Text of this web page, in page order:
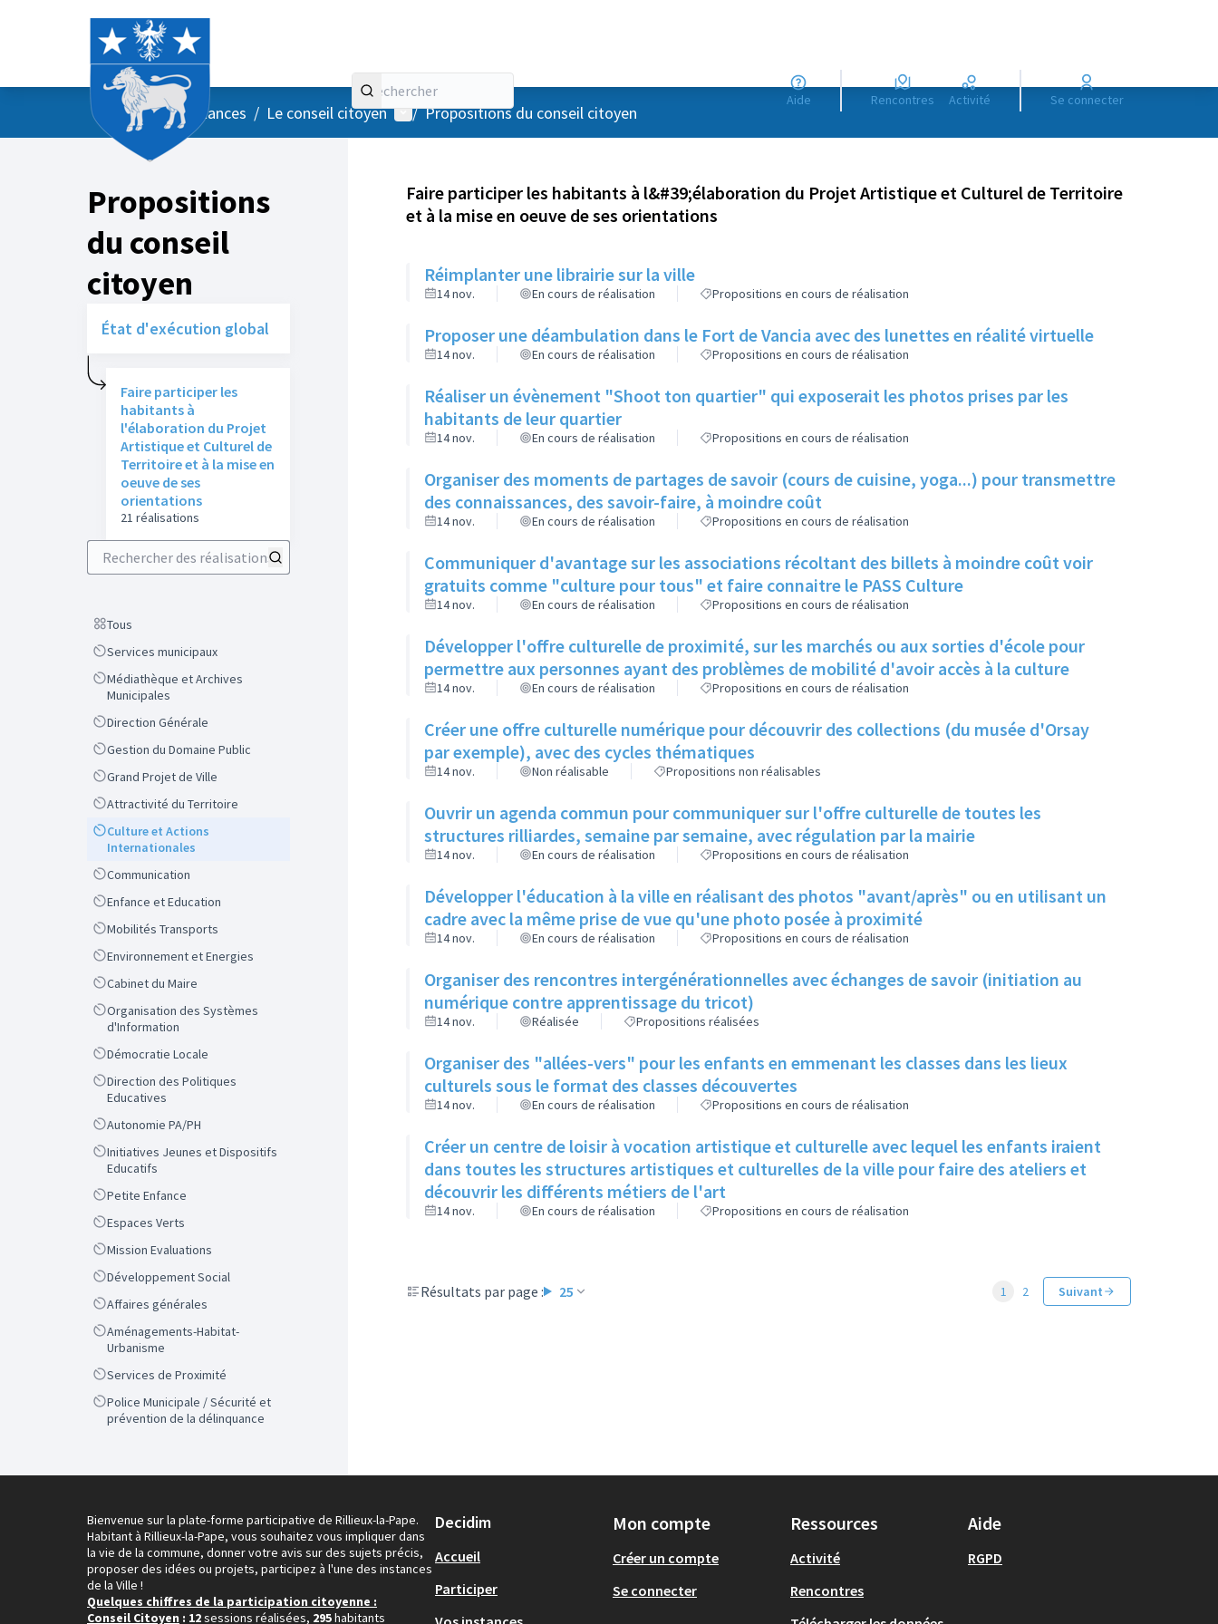
Aide Rencontres Activité Se connecter
AccueilMenu principal
/ Vos instances / Le conseil citoyen Menu utilisateur
/ Propositions du conseil citoyen
Propositions
du conseil
citoyen
État d'exécution global
Faire participer les
habitants à
l'élaboration du Projet
Artistique et Culturel de
Territoire et à la mise en
oeuve de ses
orientations
21 réalisations
Rechercher des réalisations
Scope
Tous
ScopeServices municipaux
Scope
Médiathèque et Archives
Municipales
ScopeDirection Générale
ScopeGestion du Domaine Public
ScopeGrand Projet de Ville
ScopeAttractivité du Territoire
Scope
Culture et Actions
Internationales
ScopeCommunication
ScopeEnfance et Education
ScopeMobilités Transports
ScopeEnvironnement et Energies
ScopeCabinet du Maire
Scope
Organisation des Systèmes
d'Information
ScopeDémocratie Locale
Scope
Direction des Politiques
Educatives
ScopeAutonomie PA/PH
Scope
Initiatives Jeunes et Dispositifs
Educatifs
ScopePetite Enfance
ScopeEspaces Verts
ScopeMission Evaluations
ScopeDéveloppement Social
ScopeAffaires générales
Scope
Aménagements-Habitat-
Urbanisme
ScopeServices de Proximité
Scope
Police Municipale / Sécurité et
prévention de la délinquance
Faire participer les habitants à l&#39;élaboration du Projet Artistique et Culturel de Territoire
et à la mise en oeuve de ses orientations
Réimplanter une librairie sur la ville
14 nov. En cours de réalisation Propositions en cours de réalisation
Proposer une déambulation dans le Fort de Vancia avec des lunettes en réalité virtuelle
14 nov. En cours de réalisation Propositions en cours de réalisation
Réaliser un évènement "Shoot ton quartier" qui exposerait les photos prises par les
habitants de leur quartier
14 nov. En cours de réalisation Propositions en cours de réalisation
Organiser des moments de partages de savoir (cours de cuisine, yoga...) pour transmettre
des connaissances, des savoir-faire, à moindre coût
14 nov. En cours de réalisation Propositions en cours de réalisation
Communiquer d'avantage sur les associations récoltant des billets à moindre coût voir
gratuits comme "culture pour tous" et faire connaitre le PASS Culture
14 nov. En cours de réalisation Propositions en cours de réalisation
Développer l'offre culturelle de proximité, sur les marchés ou aux sorties d'école pour
permettre aux personnes ayant des problèmes de mobilité d'avoir accès à la culture
14 nov. En cours de réalisation Propositions en cours de réalisation
Créer une offre culturelle numérique pour découvrir des collections (du musée d'Orsay
par exemple), avec des cycles thématiques
14 nov. Non réalisable Propositions non réalisables
Ouvrir un agenda commun pour communiquer sur l'offre culturelle de toutes les
structures rilliardes, semaine par semaine, avec régulation par la mairie
14 nov. En cours de réalisation Propositions en cours de réalisation
Développer l'éducation à la ville en réalisant des photos "avant/après" ou en utilisant un
cadre avec la même prise de vue qu'une photo posée à proximité
14 nov. En cours de réalisation Propositions en cours de réalisation
Organiser des rencontres intergénérationnelles avec échanges de savoir (initiation au
numérique contre apprentissage du tricot)
14 nov. Réalisée Propositions réalisées
Organiser des "allées-vers" pour les enfants en emmenant les classes dans les lieux
culturels sous le format des classes découvertes
14 nov. En cours de réalisation Propositions en cours de réalisation
Créer un centre de loisir à vocation artistique et culturelle avec lequel les enfants iraient
dans toutes les structures artistiques et culturelles de la ville pour faire des ateliers et
découvrir les différents métiers de l'art
14 nov. En cours de réalisation Propositions en cours de réalisation
Résultats par page : 25 1 2 Suivant
Bienvenue sur la plate-forme participative de Rillieux-la-Pape.
Habitant à Rillieux-la-Pape, vous souhaitez vous impliquer dans
la vie de la commune, donner votre avis sur des sujets précis,
proposer des idées ou projets, participez à l'une des instances
de la Ville !
Quelques chiffres de la participation citoyenne :
Conseil Citoyen : 12sessions réalisées, 295habitants
Decidim
Accueil
Participer
Mon compte
Créer un compte
Se connecter
Ressources
Activité
Rencontres
Aide
RGPD